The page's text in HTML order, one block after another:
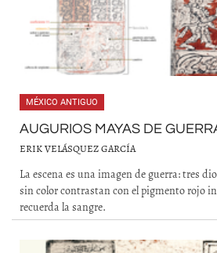
MÉXICO ANTIGUO
AUGURIOS MAYAS DE
ERIK VELÁSQUEZ GARCÍA
La escena es una imagen de guerra: tres
sin color contrastan con el pigmento rojo
recuerda la sangre.